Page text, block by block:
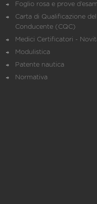
Foglio rosa e prove
Carta di Qualificazione del
Conducente (CQC)
Medici Certificatori -
Modulistica
Patente nautica
Normativa